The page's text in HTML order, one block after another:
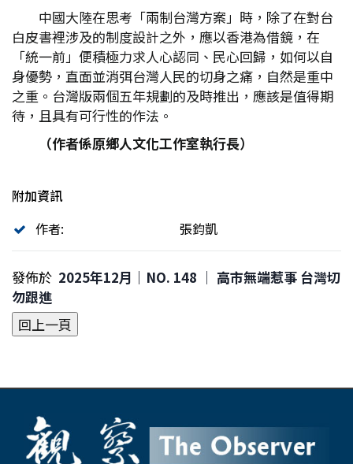
中國大陸在思考「兩制台灣方案」時，除了在對台
白皮書裡涉及的制度設計之外，應以香港為借鏡，在
「統一前」便積極力求人心認同、民心回歸，如何以自
身優勢，直面並消弭台灣人民的切身之痛，自然是重中
之重。台灣版兩個五年規劃的及時推出，應該是值得期
待，且具有可行性的作法。
（作者係原鄉人文化工作室執行長）
附加資訊
作者:
張鈞凱
發佈於 2025年12月｜NO. 148 │ 高市無端惹事 台灣切
勿跟進